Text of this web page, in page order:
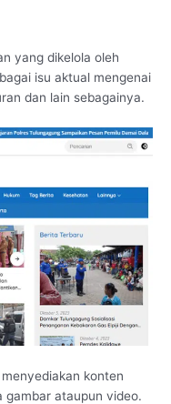
yang dikelola oleh
isu aktual mengenai
dan lain sebagainya.
konten
gambar ataupun video.